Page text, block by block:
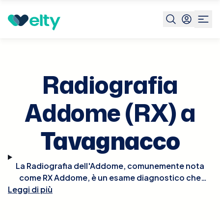
Prenota visita Tavagnacco
Radiografia
Addome (RX) a
Tavagnacco
La Radiografia dell'Addome, comunemente nota
come RX Addome, è un esame diagnostico che
utilizza i raggi X per ottenere immagini dettagliate
Leggi di più